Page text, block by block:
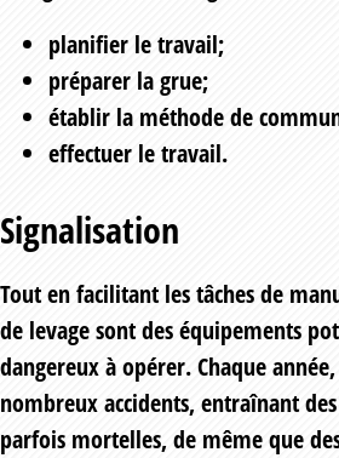
planifier le travail;
préparer la grue;
établir la méthode de
effectuer le travail.
Signalisation
Tout en facilitant les tâches de
de levage sont des équipements
dangereux à opérer. Chaque
nombreux accidents, entraînant
parfois mortelles, de même que